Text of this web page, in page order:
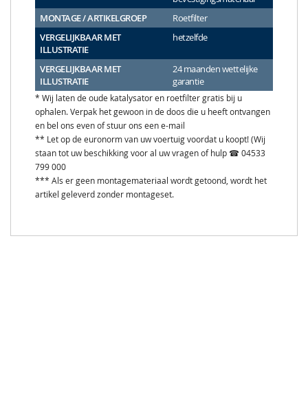
MONTAGE / ARTIKELGROEP
Roetfilter
VERGELIJKBAAR MET
ILLUSTRATIE
hetzelfde
VERGELIJKBAAR MET
ILLUSTRATIE
24 maanden wettelijke
garantie
* Wij laten de oude katalysator en roetfilter gratis bij u
ophalen. Verpak het gewoon in de doos die u heeft ontvangen
en bel ons even of stuur ons een e-mail
** Let op de euronorm van uw voertuig voordat u koopt! (Wij
staan tot uw beschikking voor al uw vragen of hulp ☎ 04533
799 000
*** Als er geen montagemateriaal wordt getoond, wordt het
artikel geleverd zonder montageset.